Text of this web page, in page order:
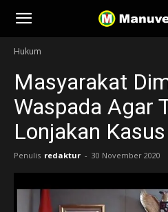
Manuver
Hukum
Masyarakat
Waspada Agar
Lonjakan Kasus
Penulis redaktur - 30 November 2020